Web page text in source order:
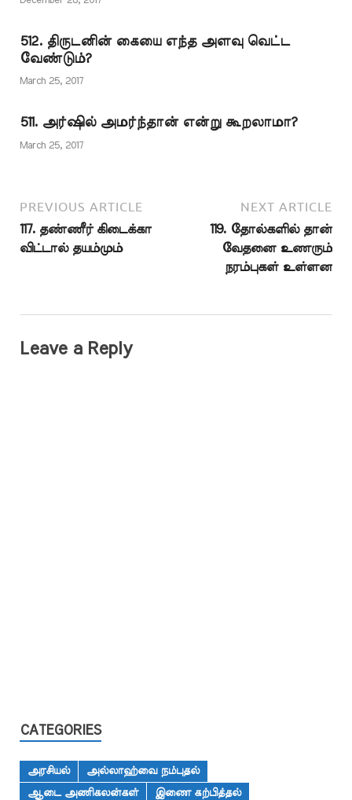
சாதகமான நிலை
ஏற்படும்'' என யாரும்
கற்பனை கூட செய்ய
முடியாது. ஆனால்
512. திருடனின் கையை எந்த அளவு வெட்ட
வேண்டும்?
March 25, 2017
511. அர்ஷில் அமர்ந்தான் என்று கூறலாமா?
March 25, 2017
PREVIOUS ARTICLE
117. தண்ணீர் கிடைக்கா
விட்டால் தயம்மும்
NEXT ARTICLE
119. தோல்களில் தான்
வேதனை உணரும்
நரம்புகள் உள்ளன
Leave a Reply
CATEGORIES
அரசியல்
அல்லாஹ்வை நம்புதல்
ஆடை அணிகலன்கள்
இணை கற்பித்தல்